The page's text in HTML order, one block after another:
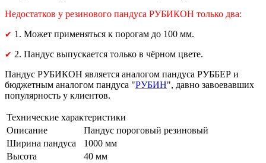
Недостатков у резинового пандуса РУБИКОН только два:
✔ 1. Может применяться к порогам до 100 мм.
✔ 2. Пандус выпускается только в чёрном цвете.
Пандус РУБИКОН является аналогом пандуса РУББЕР и
бюджетным аналогом пандуса "РУБИН", давно завоевавших
популярность у клиентов.
Технические характеристики
Описание
Пандус пороговый резиновый
Ширина пандуса
1000 мм
Высота
40 мм